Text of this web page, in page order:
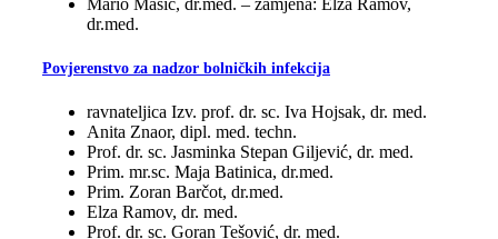
Mario Mašić, dr.med. – zamjena: Elza Ramov,
dr.med.
Povjerenstvo za nadzor bolničkih infekcija
ravnateljica Izv. prof. dr. sc. Iva Hojsak, dr. med.
Anita Znaor, dipl. med. techn.
Prof. dr. sc. Jasminka Stepan Giljević, dr. med.
Prim. mr.sc. Maja Batinica, dr.med.
Prim. Zoran Barčot, dr.med.
Elza Ramov, dr. med.
Prof. dr. sc. Goran Tešović, dr. med.